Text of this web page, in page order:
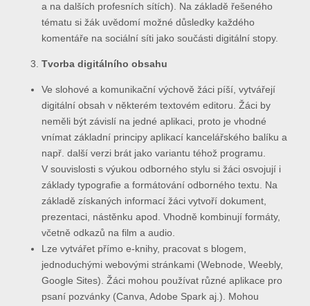
a na dalších profesních sítích). Na základě řešeného
tématu si žák uvědomí možné důsledky každého
komentáře na sociální síti jako součásti digitální stopy.
Tvorba digitálního obsahu
Ve slohové a komunikační výchově žáci píší, vytvářejí
digitální obsah v některém textovém editoru. Žáci by
neměli být závislí na jedné aplikaci, proto je vhodné
vnímat základní principy aplikací kancelářského balíku a
např. další verzi brát jako variantu téhož programu.
V souvislosti s výukou odborného stylu si žáci osvojují i
základy typografie a formátování odborného textu. Na
základě získaných informací žáci vytvoří dokument,
prezentaci, nástěnku apod. Vhodně kombinují formáty,
včetně odkazů na film a audio.
Lze vytvářet přímo e-knihy, pracovat s blogem,
jednoduchými webovými stránkami (Webnode, Weebly,
Google Sites). Žáci mohou používat různé aplikace pro
psaní pozvánky (Canva, Adobe Spark aj.). Mohou